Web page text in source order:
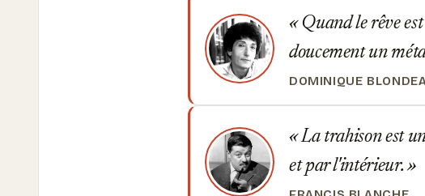
Quand le rêve
doucement un
DOMINIQUE
La trahison est
et par l'intérieur.